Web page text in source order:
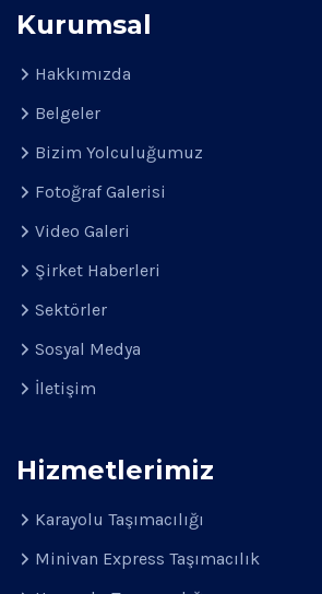
Kurumsal
Hakkımızda
Belgeler
Bizim Yolculuğumuz
Fotoğraf Galerisi
Video Galeri
Şirket Haberleri
Sektörler
Sosyal Medya
İletişim
Hizmetlerimiz
Karayolu Taşımacılığı
Minivan Express Taşımacılık